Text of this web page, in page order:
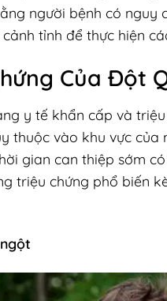
người bệnh có
tỉnh để thực hiện
Của Đột
y tế khẩn cấp và
thuộc vào khu vực
gian can thiệp sớm
triệu chứng phổ biến